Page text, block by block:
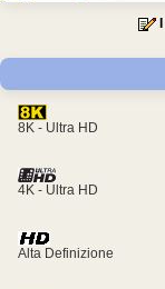
8K - Ultra HD
4K - Ultra HD
Alta Definizione